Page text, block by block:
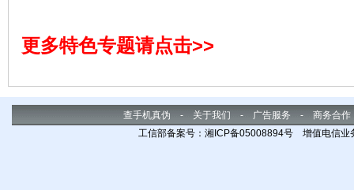
肩作战，击败强敌！
音乐，令人心旷神怡。酷爱武侠的
玩家可以玩玩，试着把七零八乱的
更多特色专题请点击>>
查手机真伪 - 关于我们 - 广告服务 - 商务合作
工信部备案号：湘ICP备05008894号 增值电信